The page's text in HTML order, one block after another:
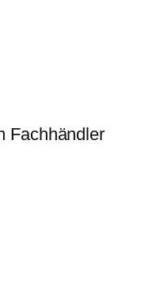
Fachhändler